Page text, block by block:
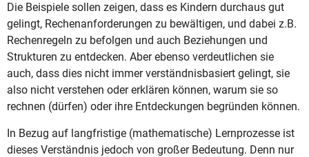
Die Beispiele sollen zeigen, dass es Kindern durchaus gut
gelingt, Rechenanforderungen zu bewältigen, und dabei z.B.
Rechenregeln zu befolgen und auch Beziehungen und
Strukturen zu entdecken. Aber ebenso verdeutlichen sie
auch, dass dies nicht immer verständnisbasiert gelingt, sie
also nicht verstehen oder erklären können, warum sie so
rechnen (dürfen) oder ihre Entdeckungen begründen können.
In Bezug auf langfristige (mathematische) Lernprozesse ist
dieses Verständnis jedoch von großer Bedeutung. Denn nur